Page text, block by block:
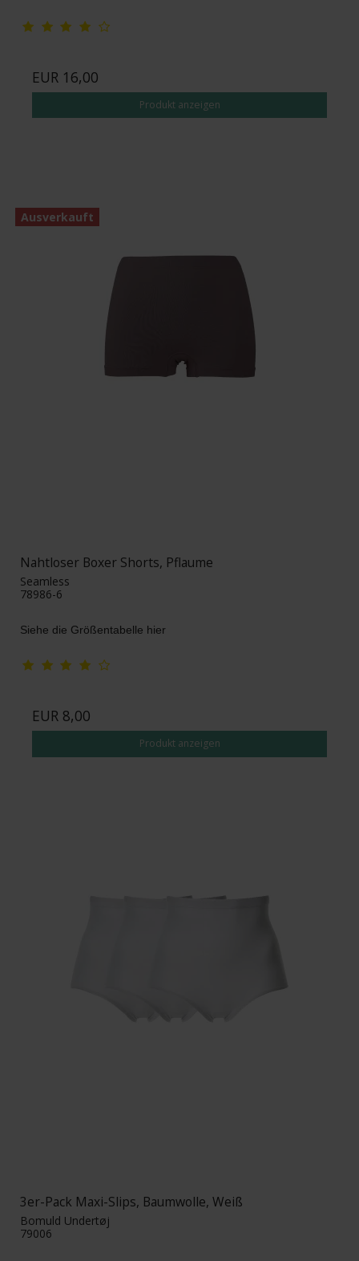
EUR 16,00
Produkt anzeigen
Ausverkauft
Nahtloser Boxer Shorts, Pflaume
Seamless
78986-6
Siehe die Größentabelle hier
EUR 8,00
Produkt anzeigen
3er-Pack Maxi-Slips, Baumwolle, Weiß
Bomuld Undertøj
79006